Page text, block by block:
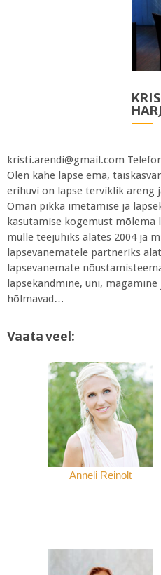
kristi.arendi@gmail.com
Olen kahe lapse ema,
erihuvi on lapse terviklik areng
Oman pikka imetamise ja
kasutamise kogemust mõlema
mulle teejuhiks alates 2004 ja
lapsevanematele partneriks
lapsevanemate
lapsekandmine, uni,
hõlmavad…
Vaata veel:
Anneli Reinolt